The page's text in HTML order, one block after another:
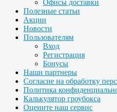
Офисы доставки
Полезные статьи
Акции
Новости
Пользователям
Вход
Регистрация
Бонусы
Наши партнеры
Согласие на обработку
Политика
Калькулятор гроубокса
Оцените наш сервис